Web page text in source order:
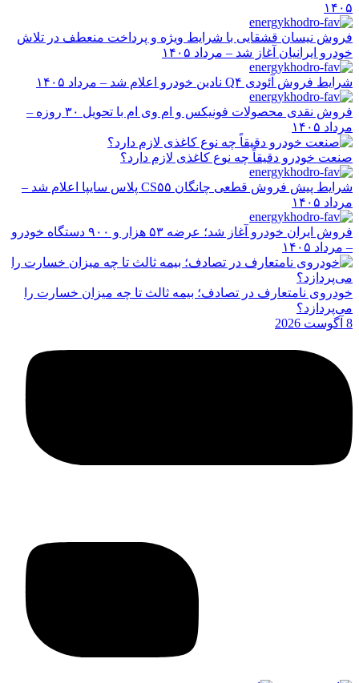
۱۴۰۵
فروش نیسان قشقایی با شرایط ویژه و پرداخت منعطف در تلاش
خودرو ایرانیان آغاز شد – مرداد ۱۴۰۵
شرایط فروش آئودی Q۴ نادین خودرو اعلام شد – مرداد ۱۴۰۵
فروش نقدی محصولات فونیکس و ام وی ام با تحویل ۳۰ روزه –
مرداد ۱۴۰۵
صنعت خودرو دقیقاً چه نوع کاغذی لازم دارد؟
شرایط پیش فروش قطعی چانگان CS۵۵ پلاس سایپا اعلام شد –
مرداد ۱۴۰۵
فروش ایران خودرو آغاز شد؛ عرضه ۵۳ هزار و ۹۰۰ دستگاه خودرو
– مرداد ۱۴۰۵
خودروی نامتعارف در تصادف؛ بیمه ثالث تا چه میزان خسارت را
می‌پردازد؟
8 آگوست 2026